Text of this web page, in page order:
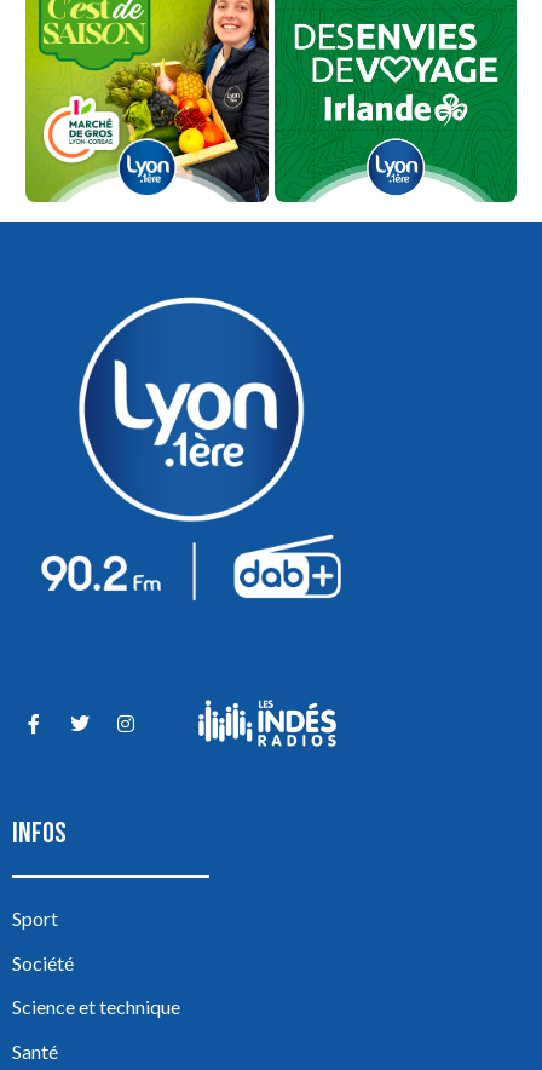
INFOS
Sport
Société
Science et technique
Santé